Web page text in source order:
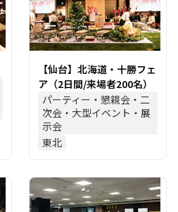
【仙台】北海道・十勝フェ
ア（2日間/来場者200名）
パーティー・懇親会・二
次会・大型イベント・展
示会
東北